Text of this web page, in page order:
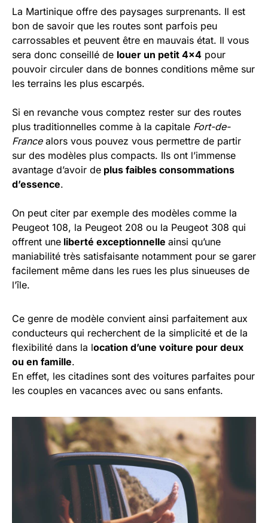
La Martinique offre des paysages surprenants. Il est
bon de savoir que les routes sont parfois peu
carrossables et peuvent être en mauvais état. Il vous
sera donc conseillé de louer un petit 4×4 pour
pouvoir circuler dans de bonnes conditions même sur
les terrains les plus escarpés.
Si en revanche vous comptez rester sur des routes
plus traditionnelles comme à la capitale Fort-de-
Francealors vous pouvez vous permettre de partir
sur des modèles plus compacts. Ils ont l’immense
avantage d’avoir de plus faibles consommations
d’essence.
On peut citer par exemple des modèles comme la
Peugeot 108, la Peugeot 208 ou la Peugeot 308 qui
offrent une liberté exceptionnelle ainsi qu’une
maniabilité très satisfaisante notamment pour se garer
facilement même dans les rues les plus sinueuses de
l’île.
Ce genre de modèle convient ainsi parfaitement aux
conducteurs qui recherchent de la simplicité et de la
flexibilité dans la location d’une voiture pour deux
ou en famille.
En effet, les citadines sont des voitures parfaites pour
les couples en vacances avec ou sans enfants.